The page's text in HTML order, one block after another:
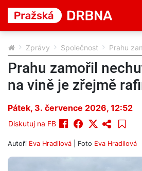
Zprávy Společnost Prahu
Prahu zamořil
na vině je zřejmě
Pátek, 3. července 2026, 12:52
Diskutuj na FB
Autoři Eva Hradilová | Foto Eva Hradilová